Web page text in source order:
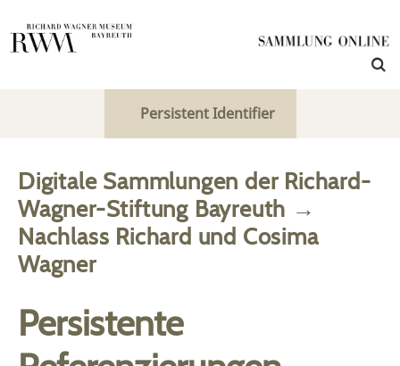
Persistent Identifier
Digitale Sammlungen der Richard-
Wagner-Stiftung Bayreuth →
Nachlass Richard und Cosima
Wagner
Persistente